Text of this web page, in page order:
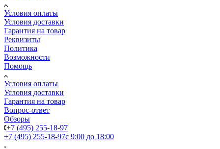
Условия оплаты
Условия доставки
Гарантия на товар
Реквизиты
Политика
Возможности
Помощь
Условия оплаты
Условия доставки
Гарантия на товар
Вопрос-ответ
Обзоры
+7 (495) 255-18-97
+7 (495) 255-18-97с 9:00 до 18:00